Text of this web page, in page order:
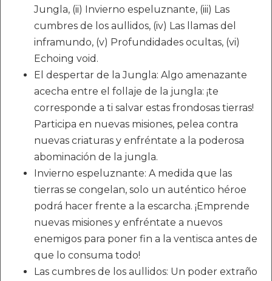
Jungla, (ii) Invierno espeluznante, (iii) Las
cumbres de los aullidos, (iv) Las llamas del
inframundo, (v) Profundidades ocultas, (vi)
Echoing void.
El despertar de la Jungla: Algo amenazante
acecha entre el follaje de la jungla: ¡te
corresponde a ti salvar estas frondosas tierras!
Participa en nuevas misiones, pelea contra
nuevas criaturas y enfréntate a la poderosa
abominación de la jungla.
Invierno espeluznante: A medida que las
tierras se congelan, solo un auténtico héroe
podrá hacer frente a la escarcha. ¡Emprende
nuevas misiones y enfréntate a nuevos
enemigos para poner fin a la ventisca antes de
que lo consuma todo!
Las cumbres de los aullidos: Un poder extraño